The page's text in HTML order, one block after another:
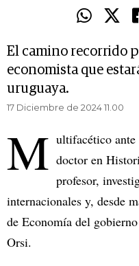
El camino recorrido
economista que
uruguaya.
17 Diciembre de 2024 11.00
M ultifacético ante
doctor en
profesor,
internacionales y, desde
de Economía del
Orsi.